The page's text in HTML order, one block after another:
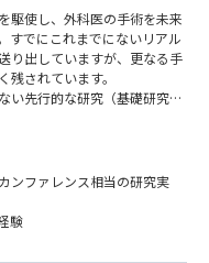
き、タイムリーかつ質の高い
事者意識（オーナーシップ）
く行動できる。
駆使し、外科医の手術を未来
すでにこれまでにないリアル
り出していますが、更なる手
されています。
い先行的な研究（基礎研究）
の最先端技術動向を調査
していただくAIリサーチャ
ムおよびソフトウェアエンジ
いきます。
技術動向調査、将来プロダ
ンファレンス相当の研究実
験